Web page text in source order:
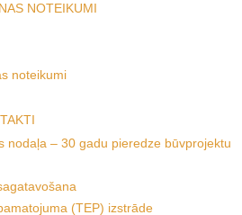
NOTEIKUMI
noteikumi
nodaļa – 30 gadu pieredze būvprojektu
(TEP) izstrāde